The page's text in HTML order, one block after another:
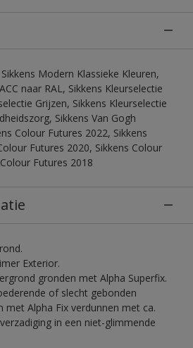
Sikkens Modern Klassieke Kleuren,
naar RAL, Sikkens Kleurselectie
Grijzen, Sikkens Kleurselectie
Sikkens Van Gogh
Colour Futures 2022, Sikkens
Futures 2020, Sikkens Colour
Futures 2018
Exterior.
gronden met Alpha Superfix.
of slecht gebonden
met Alpha Fix verdunnen met ca.
in een niet-glimmende